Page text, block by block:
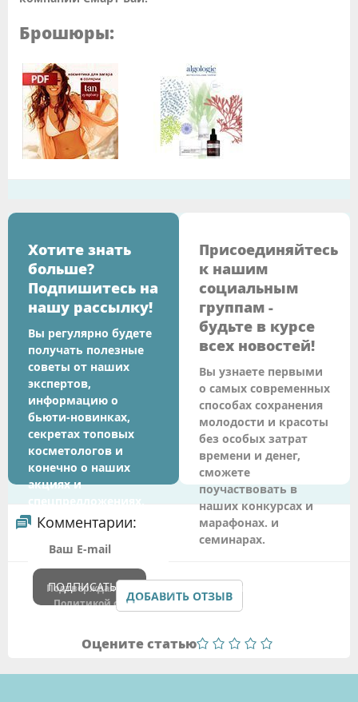
Брошюры:
Хотите знать
больше?
Подпишитесь на
нашу рассылку!
Вы регулярно будете
получать полезные
советы от наших
экспертов,
информацию о
бьюти-новинках,
секретах топовых
косметологов и
конечно о наших
акциях и
спецпредложениях.
ПОДПИСАТЬСЯ
Подтверждая данные формы Вы соглашаетесь с
Политикой обработки персональных данных
Присоединяйтесь
к нашим
социальным
группам -
будьте в курсе
всех новостей!
Вы узнаете первыми
о самых современных
способах сохранения
молодости и красоты
без особых затрат
времени и денег,
сможете
поучаствовать в
наших конкурсах и
марафонах. и
семинарах.
Комментарии:
ДОБАВИТЬ ОТЗЫВ
Оцените статью